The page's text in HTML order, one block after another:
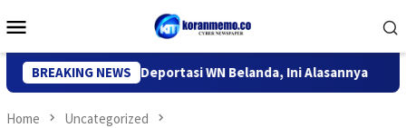
to
Menu
BREAKING NEWS
Kediri Deportasi WN Belanda, Ini Alasannya 9
Home Uncategorized